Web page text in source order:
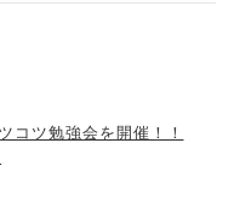
コツ勉強会を開催！！